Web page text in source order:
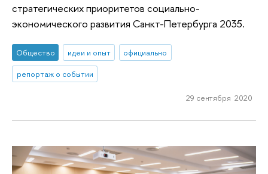
стратегических приоритетов социально-
экономического развития Санкт-Петербурга 2035.
Общество идеи и опыт
официально
репортаж о событии
29 сентября 2020